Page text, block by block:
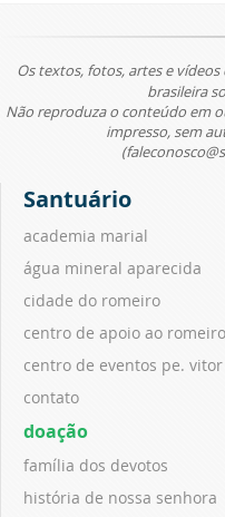
Os textos, fotos, artes e
brasileira
Não reproduza o conteúdo em
impresso, sem
Santuário
academia marial
água mineral aparecida
cidade do romeiro
centro de apoio ao romeiro
centro de eventos pe. vitor
contato
doação
família dos devotos
história de nossa senhora